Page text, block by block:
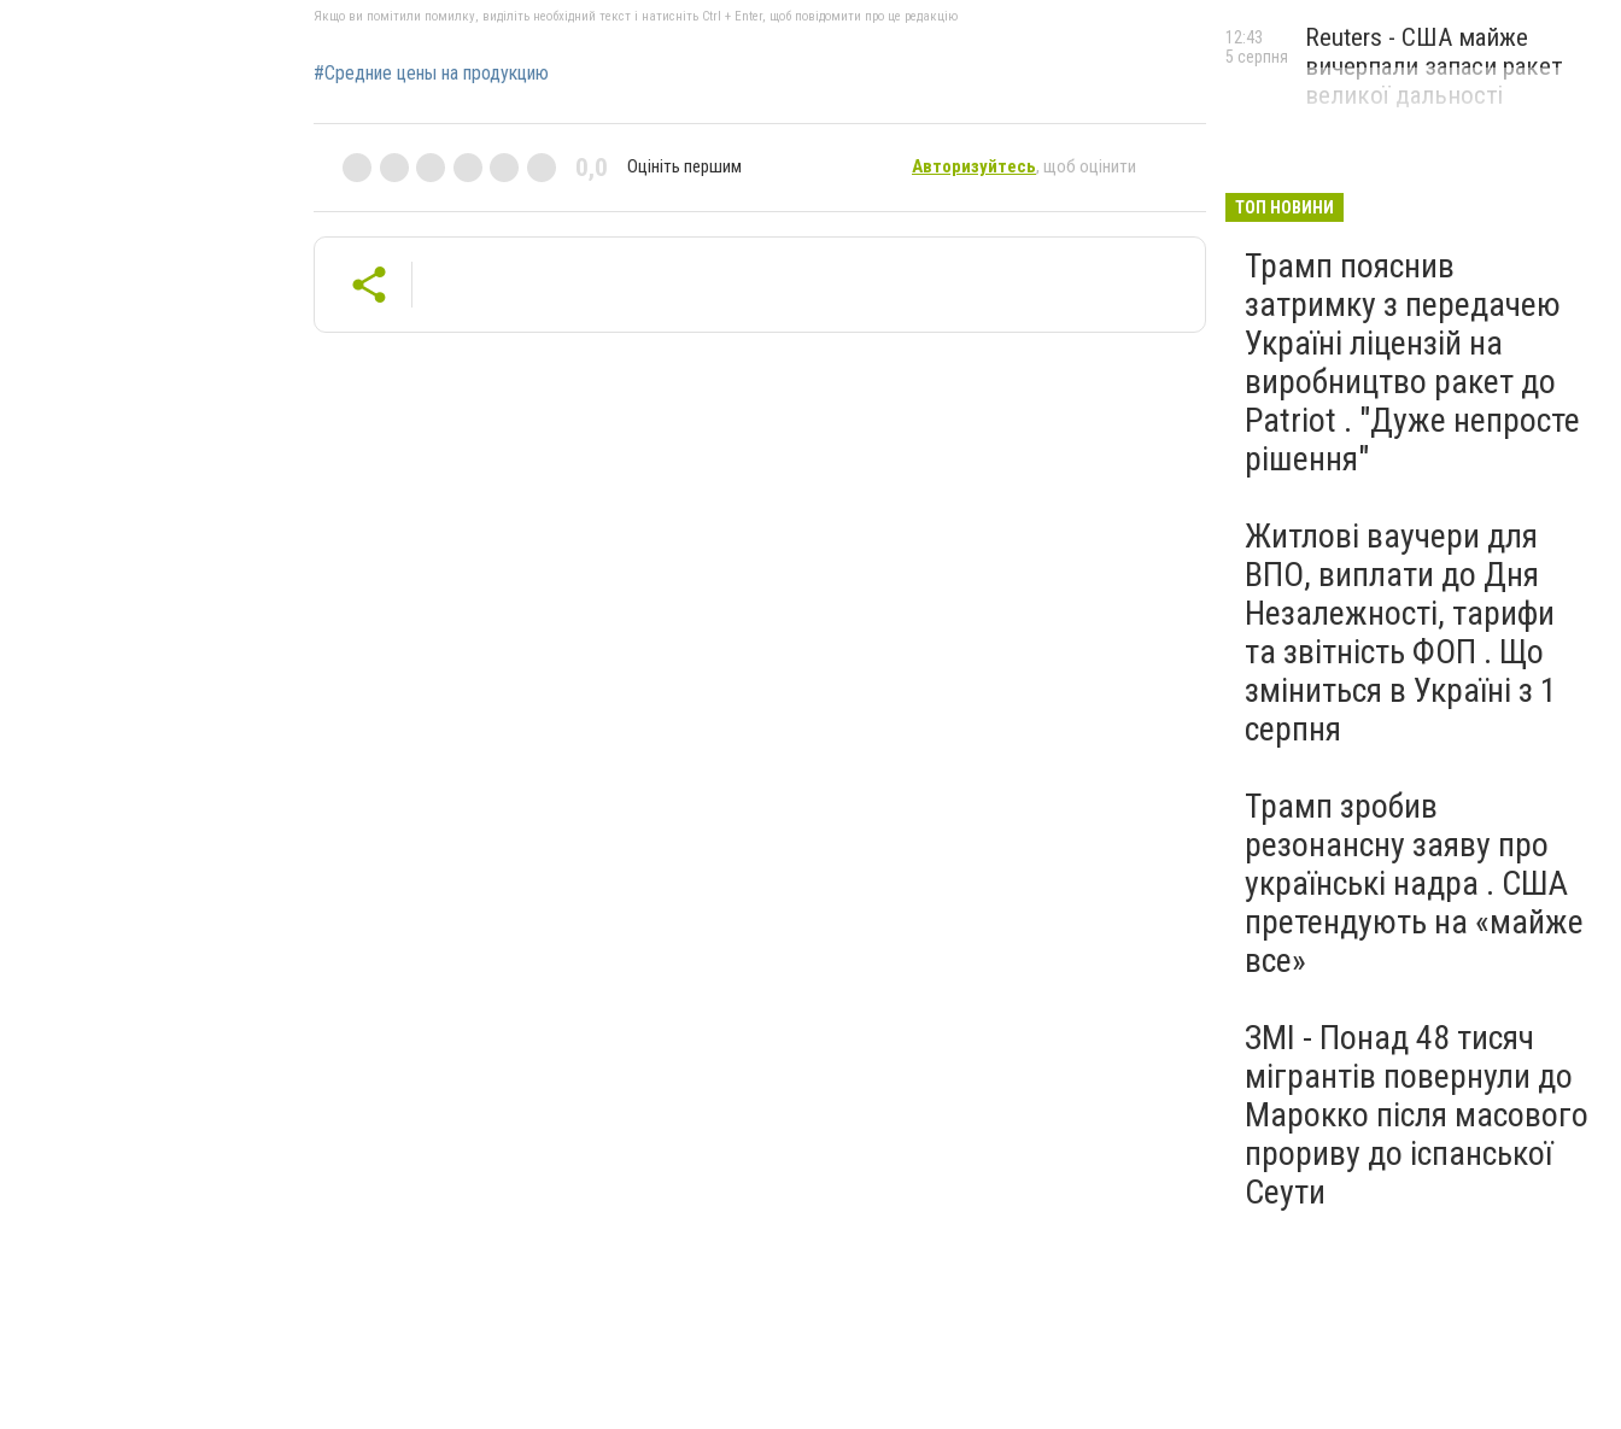
Якщо ви помітили помилку, виділіть необхідний текст і натисніть Ctrl + Enter, щоб повідомити про це редакцію
#Средние цены на продукцию
0,0 Оцініть першим Авторизуйтесь, щоб оцінити
Reuters - США майже
вичерпали запаси ракет
великої дальності
12:43
5 серпня
ТОП НОВИНИ
Трамп пояснив
затримку з передачею
Україні ліцензій на
виробництво ракет до
Patriot . "Дуже непросте
рішення"
Житлові ваучери для
ВПО, виплати до Дня
Незалежності, тарифи
та звітність ФОП . Що
зміниться в Україні з 1
серпня
Трамп зробив
резонансну заяву про
українські надра . США
претендують на «майже
все»
ЗМІ - Понад 48 тисяч
мігрантів повернули до
Марокко після масового
прориву до іспанської
Сеути